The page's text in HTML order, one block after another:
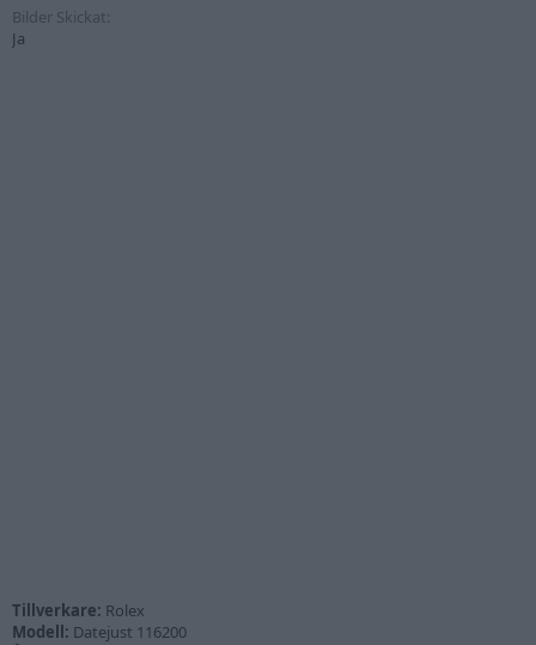
Bilder Skickat
Ja
Tillverkare: Rolex
Modell: Datejust 116200